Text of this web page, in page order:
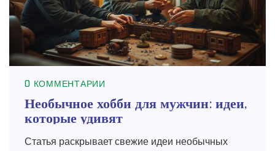
0 КОММЕНТАРИИ
Необычное хобби для мужчин: идеи,
которые удивят
Статья раскрывает свежие идеи необычных